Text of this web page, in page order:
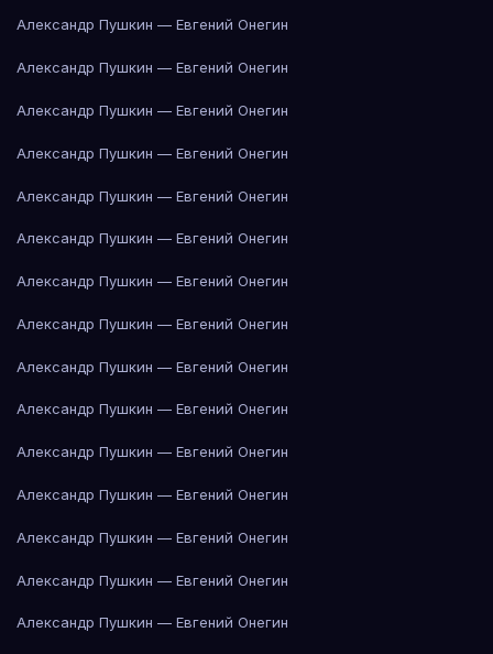
Александр Пушкин — Евгений Онегин
Александр Пушкин — Евгений Онегин
Александр Пушкин — Евгений Онегин
Александр Пушкин — Евгений Онегин
Александр Пушкин — Евгений Онегин
Александр Пушкин — Евгений Онегин
Александр Пушкин — Евгений Онегин
Александр Пушкин — Евгений Онегин
Александр Пушкин — Евгений Онегин
Александр Пушкин — Евгений Онегин
Александр Пушкин — Евгений Онегин
Александр Пушкин — Евгений Онегин
Александр Пушкин — Евгений Онегин
Александр Пушкин — Евгений Онегин
Александр Пушкин — Евгений Онегин